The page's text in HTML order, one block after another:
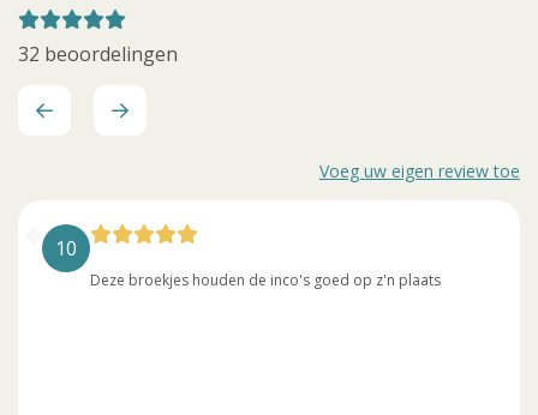
32 beoordelingen
Voeg uw eigen review toe
10
Deze broekjes houden de inco's goed op z'n plaats